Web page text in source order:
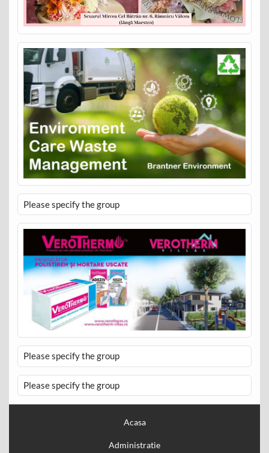
Please specify the group
Please specify the group
Please specify the group
Acasa
Administratie